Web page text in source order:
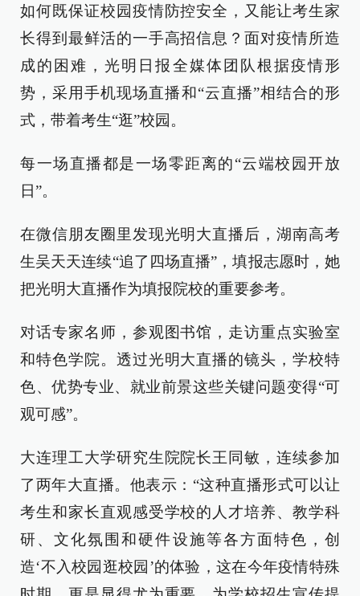
如何既保证校园疫情防控安全，又能让考生家
长得到最鲜活的一手高招信息？面对疫情所造
成的困难，光明日报全媒体团队根据疫情形
势，采用手机现场直播和“云直播”相结合的形
式，带着考生“逛”校园。
每一场直播都是一场零距离的“云端校园开放
日”。
在微信朋友圈里发现光明大直播后，湖南高考
生吴天天连续“追了四场直播”，填报志愿时，她
把光明大直播作为填报院校的重要参考。
对话专家名师，参观图书馆，走访重点实验室
和特色学院。透过光明大直播的镜头，学校特
色、优势专业、就业前景这些关键问题变得“可
观可感”。
大连理工大学研究生院院长王同敏，连续参加
了两年大直播。他表示：“这种直播形式可以让
考生和家长直观感受学校的人才培养、教学科
研、文化氛围和硬件设施等各方面特色，创
造‘不入校园逛校园’的体验，这在今年疫情特殊